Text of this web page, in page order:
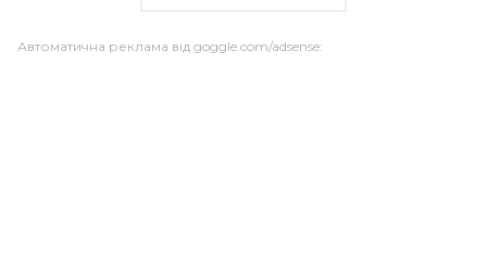
Автоматична реклама від goggle.com/adsense: